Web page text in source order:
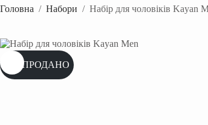
Головна / Набори / Набір для чоловіків Kayan
РОЗПРОДАНО